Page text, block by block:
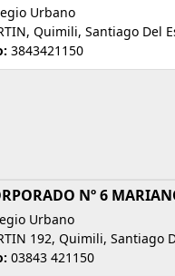
Urbano
Quimili, Santiago Del
3843421150
Nº 6
Urbano
192, Quimili, Santiago
03843 421150